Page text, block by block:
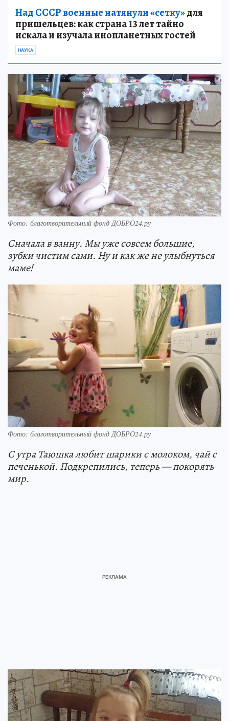
Над СССР военные натянули «сетку»для
пришельцев: как страна 13 лет тайно
искала и изучала инопланетных гостей
НАУКА
Фото: благотворительный фонд ДОБРО24.ру
Сначала в ванну. Мы уже совсем большие,
зубки чистим сами. Ну и как же не улыбнуться
маме!
Фото: благотворительный фонд ДОБРО24.ру
С утра Таюшка любит шарики с молоком, чай с
печенькой. Подкрепились, теперь — покорять
мир.